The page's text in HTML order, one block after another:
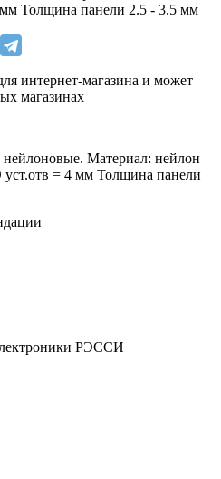
Толщина панели 2.5 - 3.5 мм
интернет-магазина и может
магазинах
нейлоновые. Материал: нейлон
= 4 мм Толщина панели
РЭССИ